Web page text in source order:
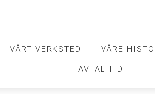
VÅRT VERKSTED VÅRE
AVTAL TID